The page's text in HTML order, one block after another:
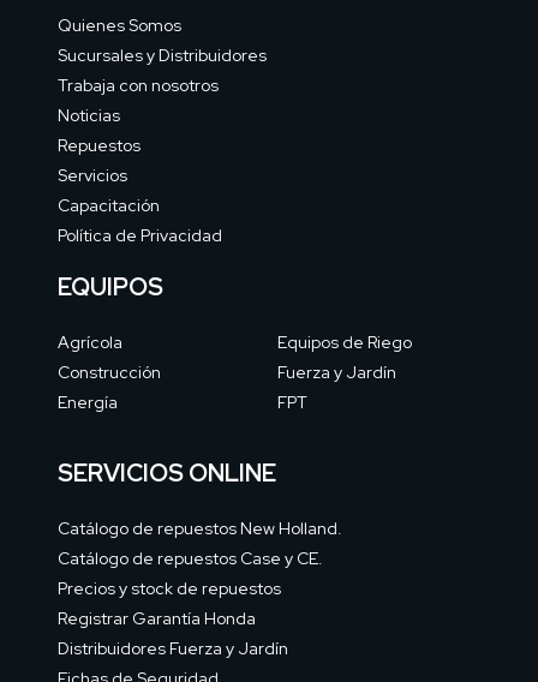
Quienes Somos
Sucursales y Distribuidores
Trabaja con nosotros
Noticias
Repuestos
Servicios
Capacitación
Política de Privacidad
EQUIPOS
Agrícola
Construcción
Energía
Equipos de Riego
Fuerza y Jardín
FPT
SERVICIOS ONLINE
Catálogo de repuestos New Holland.
Catálogo de repuestos Case y CE.
Precios y stock de repuestos
Registrar Garantía Honda
Distribuidores Fuerza y Jardín